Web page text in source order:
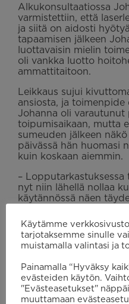
Alkukonsultaatiossa
varmistettiin, että
ja siitä on aidosti
tapaamisen jälkeen
luottavaisin mielin
oli vankka luotto
ammattitaitoon.
Leikkaus sujui
ansiosta, ja
Johanna oli varautunut
toipumisaikaan, mutta
sumeuden jälkeen
päivässä hän huomasi
kuin koskaan aiemmin.
–
nyt niin lähellä nollaa
käytännössä näen
Johanna on
Valon laserleikkauksen
sujui juuri kuten hän oli
tai silmälasien kanssa
jos joskus myöhemmin
lähinäkö alkaa oireilla,
korjaamaan tilanteen
Käytämme
tarjotaksemme sinulle
muistamalla valintasi ja
Painamalla “Hyväksy
evästeiden käytön.
"Evästeasetukset"
muuttamaan